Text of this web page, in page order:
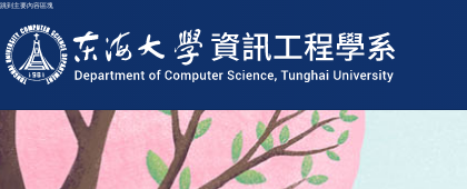
跳到主要內容區塊
東海大學logo